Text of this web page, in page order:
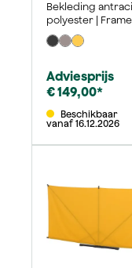
Bekleding
polyester |
mat antraciet
Adviesprijs
€ 149,00*
vanaf 16.12.2026